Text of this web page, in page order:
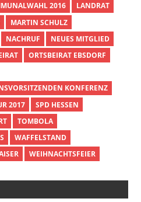
2016
LANDRAT
MARTIN SCHULZ
NACHRUF
NEUES MITGLIED
ORTSBEIRAT EBSDORF
KONFERENZ
2017
SPD HESSEN
TOMBOLA
WAFFELSTAND
WEIHNACHTSFEIER